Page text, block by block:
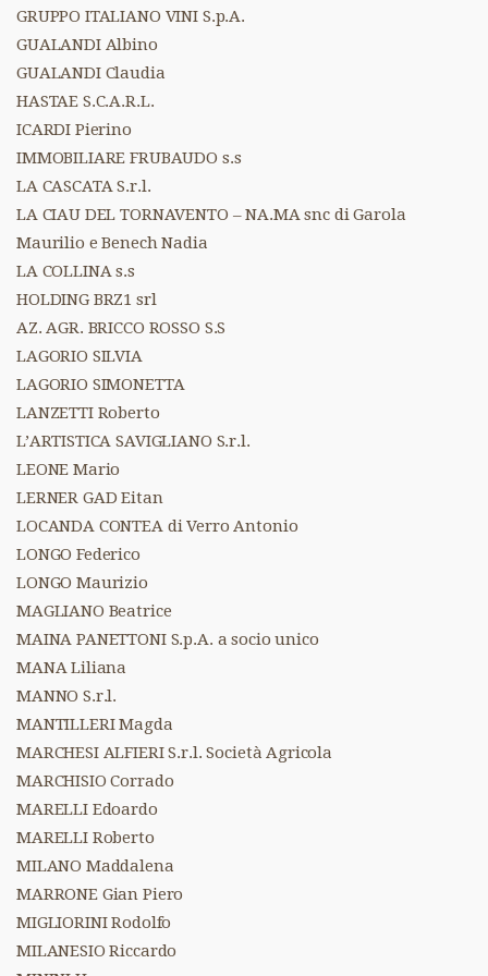
GRUPPO ITALIANO VINI S.p.A.
GUALANDI Albino
GUALANDI Claudia
HASTAE S.C.A.R.L.
ICARDI Pierino
IMMOBILIARE FRUBAUDO s.s
LA CASCATA S.r.l.
LA CIAU DEL TORNAVENTO – NA.MA snc di Garola
Maurilio e Benech Nadia
LA COLLINA s.s
HOLDING BRZ1 srl
AZ. AGR. BRICCO ROSSO S.S
LAGORIO SILVIA
LAGORIO SIMONETTA
LANZETTI Roberto
L’ARTISTICA SAVIGLIANO S.r.l.
LEONE Mario
LERNER GAD Eitan
LOCANDA CONTEA di Verro Antonio
LONGO Federico
LONGO Maurizio
MAGLIANO Beatrice
MAINA PANETTONI S.p.A. a socio unico
MANA Liliana
MANNO S.r.l.
MANTILLERI Magda
MARCHESI ALFIERI S.r.l. Società Agricola
MARCHISIO Corrado
MARELLI Edoardo
MARELLI Roberto
MILANO Maddalena
MARRONE Gian Piero
MIGLIORINI Rodolfo
MILANESIO Riccardo